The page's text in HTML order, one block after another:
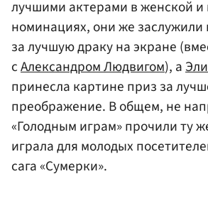
лучшими актерами в женской и
номинациях, они же заслужили
за лучшую драку на экране
сАлександром Людвигом), а
принесла картине приз за
преображение. В общем, не
«Голодным играм» прочили ту
играла для молодых
сага «Сумерки».